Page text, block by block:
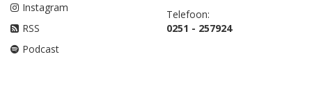
Instagram
RSS
Podcast
Telefoon:
0251 - 257924